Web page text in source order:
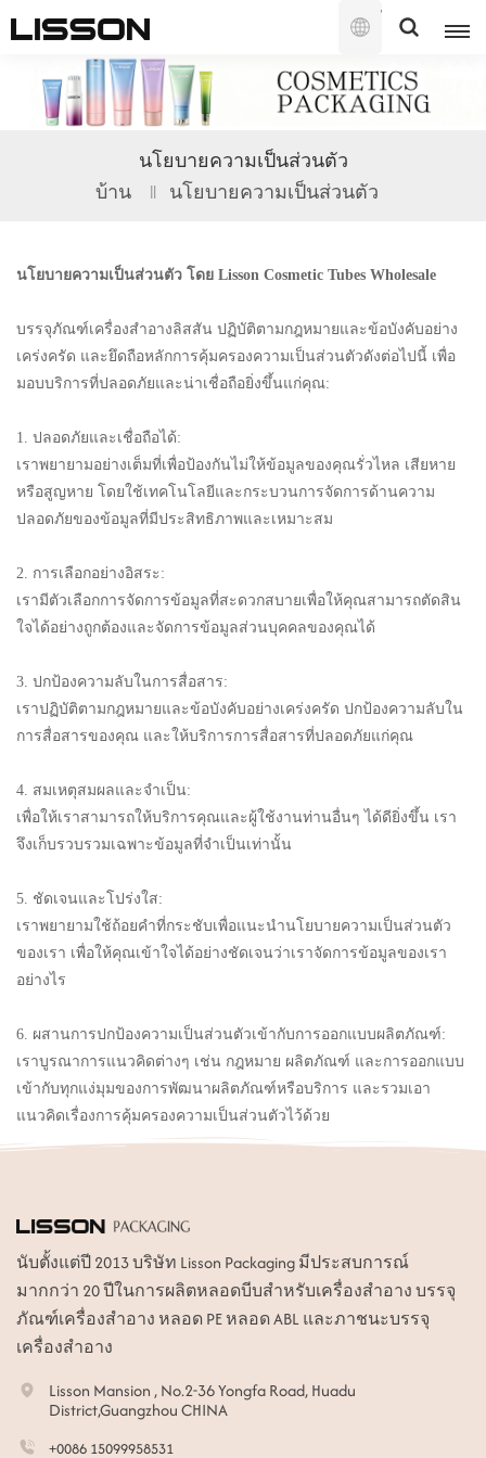
ไทย
English
español
português
العربية
한국의
ไทย
中文
นโยบายความเป็นส่วนตัว
บ้าน นโยบายความเป็นส่วนตัว
นโยบายความเป็นส่วนตัว โดย Lisson Cosmetic Tubes Wholesale
บรรจุภัณฑ์เครื่องสำอางลิสสัน ปฏิบัติตามกฎหมายและข้อบังคับอย่าง
เคร่งครัด และยึดถือหลักการคุ้มครองความเป็นส่วนตัวดังต่อไปนี้ เพื่อ
มอบบริการที่ปลอดภัยและน่าเชื่อถือยิ่งขึ้นแก่คุณ:
1. ปลอดภัยและเชื่อถือได้:
เราพยายามอย่างเต็มที่เพื่อป้องกันไม่ให้ข้อมูลของคุณรั่วไหล เสียหาย
หรือสูญหาย โดยใช้เทคโนโลยีและกระบวนการจัดการด้านความ
ปลอดภัยของข้อมูลที่มีประสิทธิภาพและเหมาะสม
2. การเลือกอย่างอิสระ:
เรามีตัวเลือกการจัดการข้อมูลที่สะดวกสบายเพื่อให้คุณสามารถตัดสิน
ใจได้อย่างถูกต้องและจัดการข้อมูลส่วนบุคคลของคุณได้
3. ปกป้องความลับในการสื่อสาร:
เราปฏิบัติตามกฎหมายและข้อบังคับอย่างเคร่งครัด ปกป้องความลับใน
การสื่อสารของคุณ และให้บริการการสื่อสารที่ปลอดภัยแก่คุณ
4. สมเหตุสมผลและจำเป็น:
เพื่อให้เราสามารถให้บริการคุณและผู้ใช้งานท่านอื่นๆ ได้ดียิ่งขึ้น เรา
จึงเก็บรวบรวมเฉพาะข้อมูลที่จำเป็นเท่านั้น
5. ชัดเจนและโปร่งใส:
เราพยายามใช้ถ้อยคำที่กระชับเพื่อแนะนำนโยบายความเป็นส่วนตัว
ของเรา เพื่อให้คุณเข้าใจได้อย่างชัดเจนว่าเราจัดการข้อมูลของเรา
อย่างไร
6. ผสานการปกป้องความเป็นส่วนตัวเข้ากับการออกแบบผลิตภัณฑ์:
เราบูรณาการแนวคิดต่างๆ เช่น กฎหมาย ผลิตภัณฑ์ และการออกแบบ
เข้ากับทุกแง่มุมของการพัฒนาผลิตภัณฑ์หรือบริการ และรวมเอา
แนวคิดเรื่องการคุ้มครองความเป็นส่วนตัวไว้ด้วย
นับตั้งแต่ปี 2013 บริษัท Lisson Packaging มีประสบการณ์
มากกว่า 20 ปีในการผลิตหลอดบีบสำหรับเครื่องสำอาง บรรจุ
ภัณฑ์เครื่องสำอาง หลอด PE หลอด ABL และภาชนะบรรจุ
เครื่องสำอาง
Lisson Mansion , No.2-36 Yongfa Road, Huadu
District,Guangzhou CHINA
+0086 15099958531